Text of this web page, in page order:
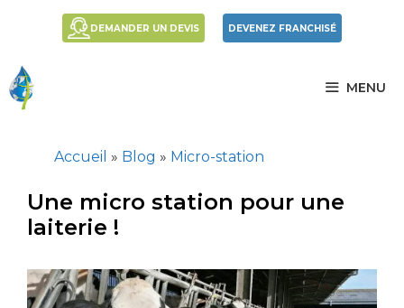
DEMANDER UN DEVIS DEVENEZ FRANCHISÉ
MENU
Accueil » Blog » Micro-station
Une micro station pour une
laiterie !